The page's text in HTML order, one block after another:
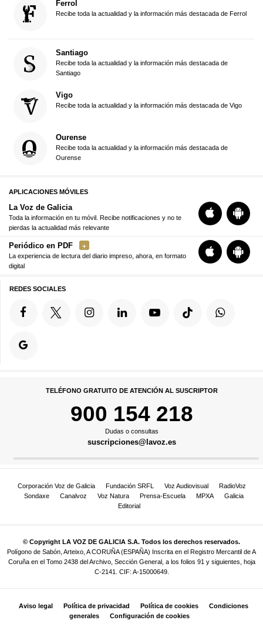
Ferrol
Recibe toda la actualidad y la información más destacada de Ferrol
Santiago
Recibe toda la actualidad y la información más destacada de
Santiago
Vigo
Recibe toda la actualidad y la información más destacada de Vigo
Ourense
Recibe toda la actualidad y la información más destacada de
Ourense
APLICACIONES MÓVILES
La Voz de Galicia
Toda la información en tu móvil. Recibe notificaciones y no te
pierdas la actualidad más relevante
Periódico en PDF
La experiencia de lectura del diario impreso, ahora, en formato
digital
REDES SOCIALES
TELÉFONO GRATUITO DE ATENCIÓN AL SUSCRIPTOR
900 154 218
Dudas o consultas
suscripciones@lavoz.es
Corporación Voz de Galicia Fundación SRFL Voz Audiovisual
RadioVoz
Sondaxe
Canalvoz Voz Natura Prensa-Escuela MPXA
Galicia
Editorial
© Copyright LA VOZ DE GALICIA S.A. Todos los derechos reservados.
Polígono de Sabón, Arteixo, A CORUÑA (ESPAÑA) Inscrita en el Registro Mercantil de A
Coruña en el Tomo 2438 del Archivo, Sección General, a los folios 91 y siguientes, hoja
C-2141. CIF: A-15000649.
Aviso legal Política de privacidad Política de cookies
Condiciones
generales
Configuración de cookies